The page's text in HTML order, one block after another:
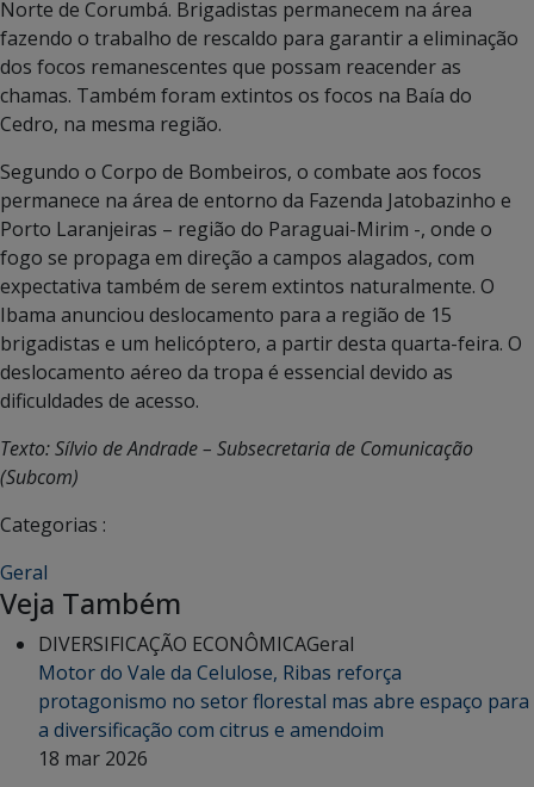
Norte de Corumbá. Brigadistas permanecem na área
fazendo o trabalho de rescaldo para garantir a eliminação
dos focos remanescentes que possam reacender as
chamas. Também foram extintos os focos na Baía do
Cedro, na mesma região.
Segundo o Corpo de Bombeiros, o combate aos focos
permanece na área de entorno da Fazenda Jatobazinho e
Porto Laranjeiras – região do Paraguai-Mirim -, onde o
fogo se propaga em direção a campos alagados, com
expectativa também de serem extintos naturalmente. O
Ibama anunciou deslocamento para a região de 15
brigadistas e um helicóptero, a partir desta quarta-feira. O
deslocamento aéreo da tropa é essencial devido as
dificuldades de acesso.
Texto: Sílvio de Andrade – Subsecretaria de Comunicação
(Subcom)
Categorias :
Geral
Veja Também
DIVERSIFICAÇÃO ECONÔMICAGeral
Motor do Vale da Celulose, Ribas reforça
protagonismo no setor florestal mas abre espaço para
a diversificação com citrus e amendoim
18 mar 2026